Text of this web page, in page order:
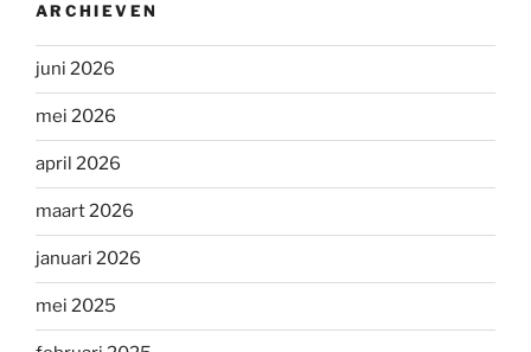
ARCHIEVEN
juni 2026
mei 2026
april 2026
maart 2026
januari 2026
mei 2025